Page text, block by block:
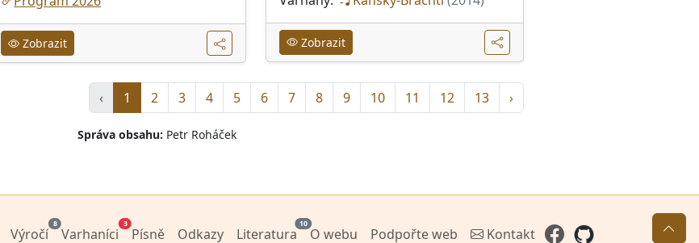
Zobrazit Zobrazit
‹ 1 2 3 4 5 6 7 8 9 10 11 12 13 ›
Správa obsahu: Petr Roháček
Výročí
8
Varhaníci
3
Písně Odkazy Literatura
10
O webu Podpořte web Kontakt